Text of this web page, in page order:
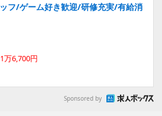
フ/ゲーム好き歓迎/研修充実/有給消
万6,700円
Sponsored by